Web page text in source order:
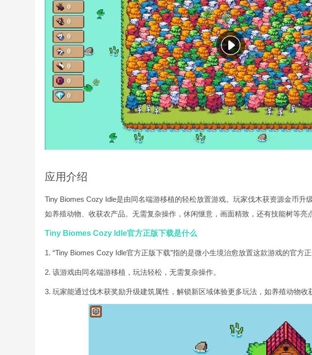
应用介绍
Tiny Biomes Cozy Idle是由同名端游移植的轻松放置游戏。玩家伐木获资源金币升
如养殖动物、收获农产品。无需复杂操作，休闲惬意，画面精致，还有技能树等亮
Tiny Biomes Cozy Idle官方正版下载是什么
1. “Tiny Biomes Cozy Idle官方正版下载”指的是微小生境治愈放置这款游戏的官方正
2. 该游戏由同名端游移植，玩法轻松，无需复杂操作。
3. 玩家能通过伐木获奖励升级建筑属性，解锁新区域体验更多玩法，如养殖动物收